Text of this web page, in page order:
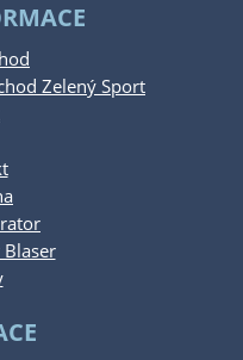
Zelený Sport